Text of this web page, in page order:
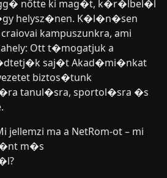
nőtte ki mag�t, k�r�lbel�l
helysz�nen. K�l�n�sen
kampuszunkra, ami
Ott t�mogatjuk a
saj�t Akad�mi�nkat
biztos�tunk
tanul�sra, sportol�sra �s
jellemzi ma a NetRom-ot – mi
m�s